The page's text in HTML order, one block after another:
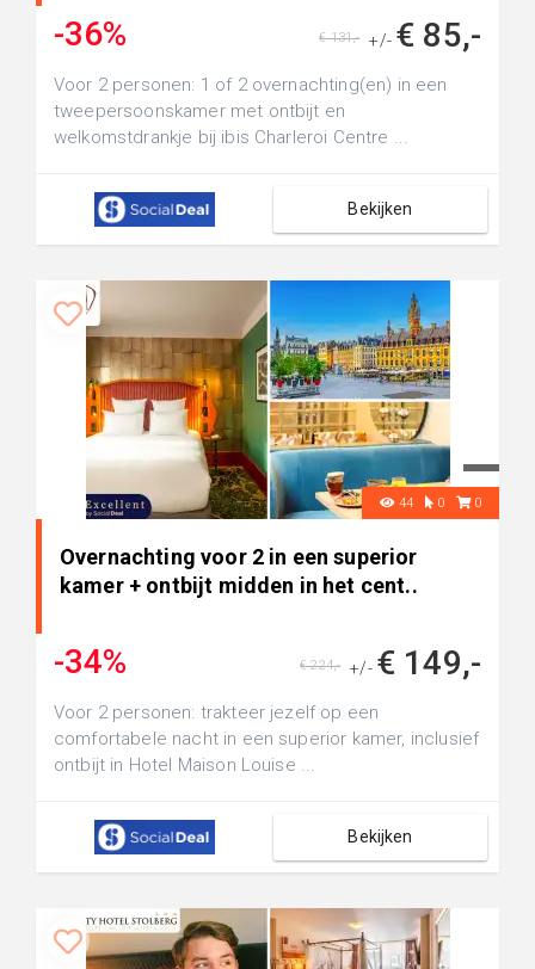
-36% +/- € 85,-
€ 131,-
Voor 2 personen: 1 of 2 overnachting(en) in een
tweepersoonskamer met ontbijt en
welkomstdrankje bij ibis Charleroi Centre ...
Bekijken
44 0 0
Overnachting voor 2 in een superior
kamer + ontbijt midden in het cent..
-34% +/- € 149,-
€ 224,-
Voor 2 personen: trakteer jezelf op een
comfortabele nacht in een superior kamer, inclusief
ontbijt in Hotel Maison Louise ...
Bekijken